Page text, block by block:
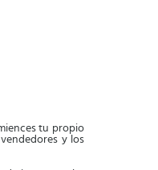
tu propio
y los